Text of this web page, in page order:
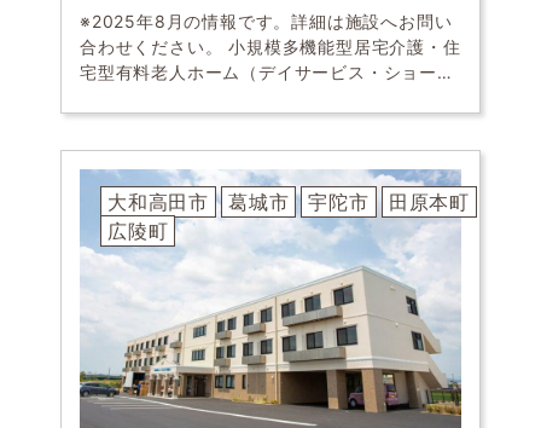
※2025年8月の情報です。詳細は施設へお問い
合わせください。 小規模多機能型居宅介護・住
宅型有料老人ホーム（デイサービス・ショート
温かみのあるウッディーな空間 心こもった手
[…]
大和高田市 葛城市 宇陀市
田原本町
広陵町